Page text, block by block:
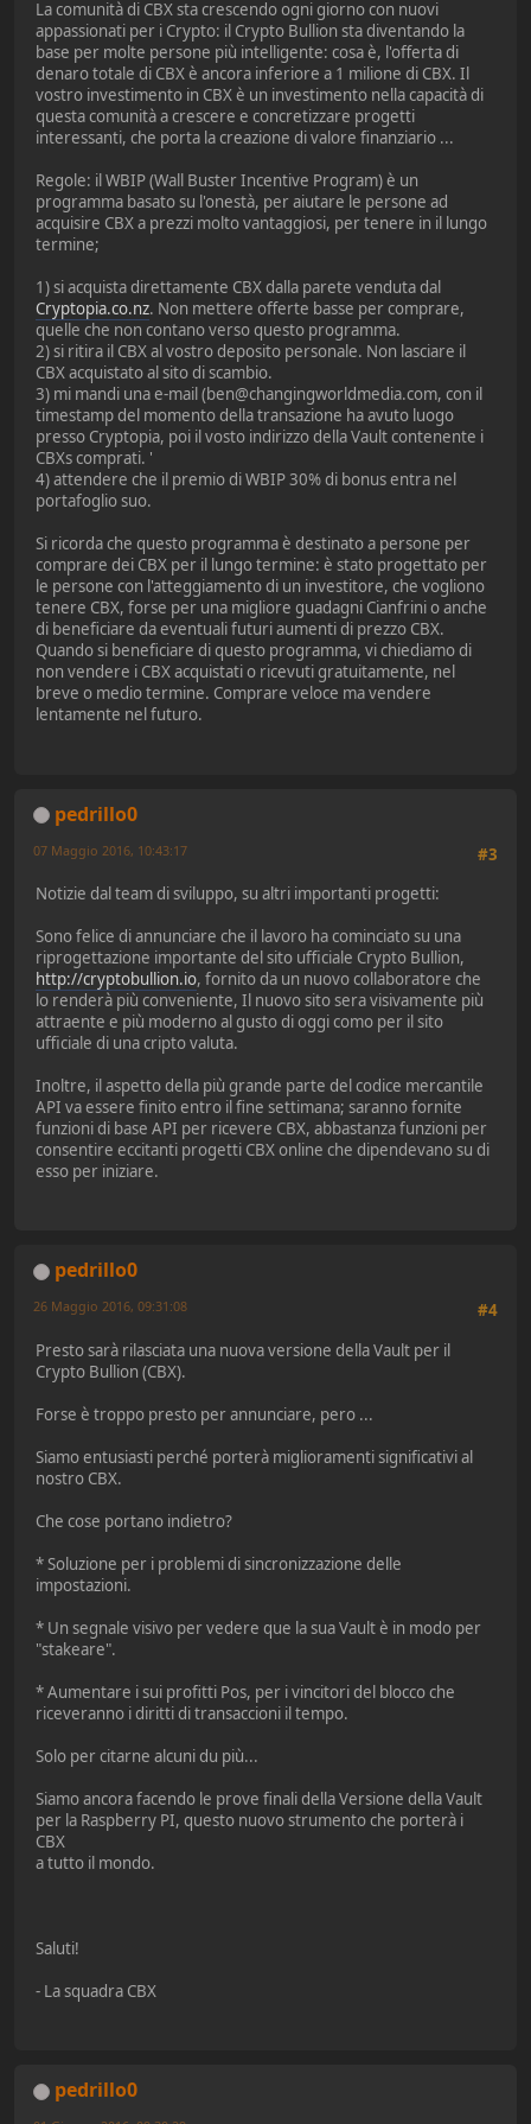
La comunità di CBX sta crescendo ogni giorno con nuovi
appassionati per i Crypto: il Crypto Bullion sta diventando la
base per molte persone più intelligente: cosa è, l'offerta di
denaro totale di CBX è ancora inferiore a 1 milione di CBX. Il
vostro investimento in CBX è un investimento nella capacità di
questa comunità a crescere e concretizzare progetti
interessanti, che porta la creazione di valore finanziario ...
Regole: il WBIP (Wall Buster Incentive Program) è un
programma basato su l'onestà, per aiutare le persone ad
acquisire CBX a prezzi molto vantaggiosi, per tenere in il lungo
termine;
1) si acquista direttamente CBX dalla parete venduta dal
Cryptopia.co.nz. Non mettere offerte basse per comprare,
quelle che non contano verso questo programma.
2) si ritira il CBX al vostro deposito personale. Non lasciare il
CBX acquistato al sito di scambio.
3) mi mandi una e-mail (ben@changingworldmedia.com, con il
timestamp del momento della transazione ha avuto luogo
presso Cryptopia, poi il vosto indirizzo della Vault contenente i
CBXs comprati. '
4) attendere che il premio di WBIP 30% di bonus entra nel
portafoglio suo.
Si ricorda che questo programma è destinato a persone per
comprare dei CBX per il lungo termine: è stato progettato per
le persone con l'atteggiamento di un investitore, che vogliono
tenere CBX, forse per una migliore guadagni Cianfrini o anche
di beneficiare da eventuali futuri aumenti di prezzo CBX.
Quando si beneficiare di questo programma, vi chiediamo di
non vendere i CBX acquistati o ricevuti gratuitamente, nel
breve o medio termine. Comprare veloce ma vendere
lentamente nel futuro.
pedrillo0
#3
07 Maggio 2016, 10:43:17
Notizie dal team di sviluppo, su altri importanti progetti:
Sono felice di annunciare che il lavoro ha cominciato su una
riprogettazione importante del sito ufficiale Crypto Bullion,
http://cryptobullion.io, fornito da un nuovo collaboratore che
lo renderà più conveniente, Il nuovo sito sera visivamente più
attraente e più moderno al gusto di oggi como per il sito
ufficiale di una cripto valuta.
Inoltre, il aspetto della più grande parte del codice mercantile
API va essere finito entro il fine settimana; saranno fornite
funzioni di base API per ricevere CBX, abbastanza funzioni per
consentire eccitanti progetti CBX online che dipendevano su di
esso per iniziare.
pedrillo0
#4
26 Maggio 2016, 09:31:08
Presto sarà rilasciata una nuova versione della Vault per il
Crypto Bullion (CBX).
Forse è troppo presto per annunciare, pero ...
Siamo entusiasti perché porterà miglioramenti significativi al
nostro CBX.
Che cose portano indietro?
* Soluzione per i problemi di sincronizzazione delle
impostazioni.
* Un segnale visivo per vedere que la sua Vault è in modo per
"stakeare".
* Aumentare i sui profitti Pos, per i vincitori del blocco che
riceveranno i diritti di transaccioni il tempo.
Solo per citarne alcuni du più...
Siamo ancora facendo le prove finali della Versione della Vault
per la Raspberry PI, questo nuovo strumento che porterà i
CBX
a tutto il mondo.
Saluti!
- La squadra CBX
pedrillo0